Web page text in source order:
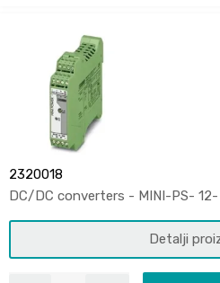
2320018
DC/DC converters - MINI-PS-
Detalji